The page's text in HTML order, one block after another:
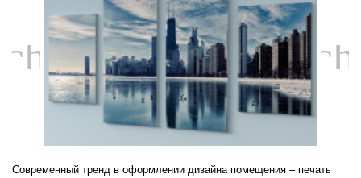
chevron_left
Современный тренд в оформлении дизайна помещения – печать